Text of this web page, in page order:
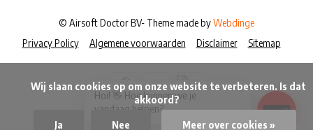
Privacy Policy Algemene voorwaarden Disclaimer Sitemap
© Airsoft Doctor BV- Theme made byWebdinge
akkoord?
Ja Nee Meer over cookies »
×
Hoi! 👋 Hoe kunnen we je
vandaag helpen?